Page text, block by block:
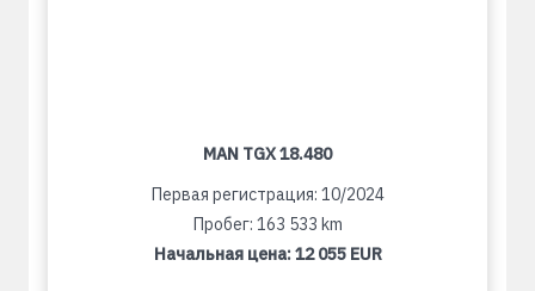
MAN TGX 18.480
Первая регистрация: 10/2024
Пробег: 163 533 km
Начальная цена:12 055 EUR